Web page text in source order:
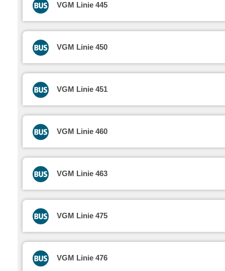
VGM Linie 445
VGM Linie 450
VGM Linie 451
VGM Linie 460
VGM Linie 463
VGM Linie 475
VGM Linie 476